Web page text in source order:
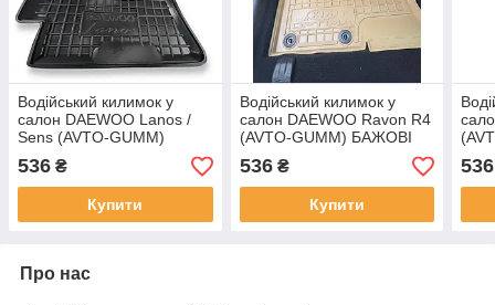
Водійський килимок у
салон DAEWOO Lanos /
Sens (AVTO-GUMM)
536 ₴
Купити
Водійський килимок у
салон DAEWOO Ravon R4
(AVTO-GUMM) БАЖОВІ
536₴
Купити
536
Про нас